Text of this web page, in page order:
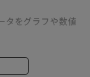
をグラフや数値